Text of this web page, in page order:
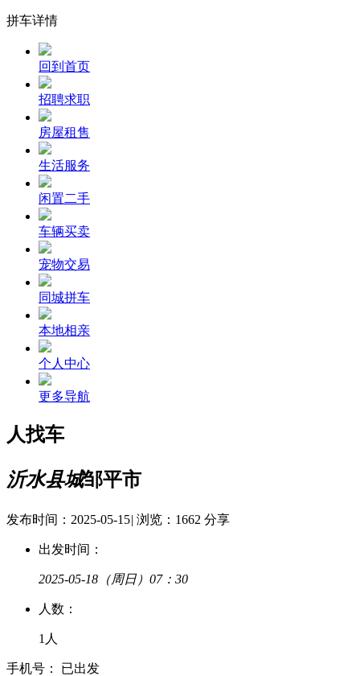
拼车详情
回到首页
招聘求职
房屋租售
生活服务
闲置二手
车辆买卖
宠物交易
同城拼车
本地相亲
个人中心
更多导航
人找车
沂水县城邹平市
发布时间：2025-05-15| 浏览：1662 分享
出发时间：
2025-05-18 （周日）07：30
人 数：
1人
手机号： 已出发